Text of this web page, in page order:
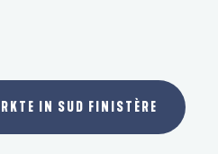
IN SUD FINISTÈRE